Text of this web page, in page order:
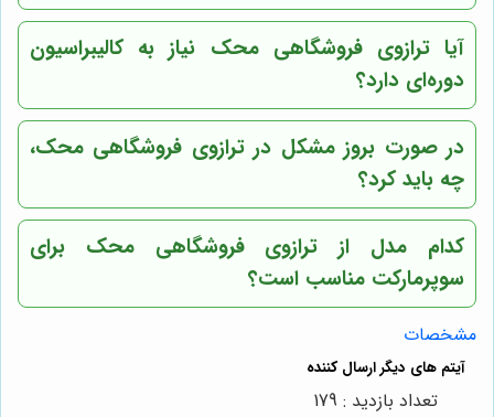
آیا ترازوی فروشگاهی محک نیاز به کالیبراسیون
دوره‌ای دارد؟
در صورت بروز مشکل در ترازوی فروشگاهی محک،
چه باید کرد؟
کدام مدل از ترازوی فروشگاهی محک برای
سوپرمارکت مناسب است؟
مشخصات
تعداد بازدید : 179